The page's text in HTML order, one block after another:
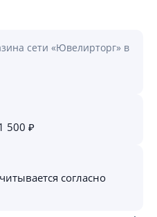
сети «Ювелирторг» в
500 ₽
согласно